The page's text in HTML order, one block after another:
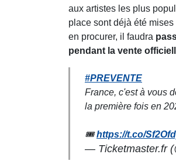
aux artistes les plus
place sont déjà été
en procurer, il faudra
pendant la vente
#PREVENTE
France, c'est à vous
la première fois en
🎟️https://t.co/
— Ticketmaster.fr